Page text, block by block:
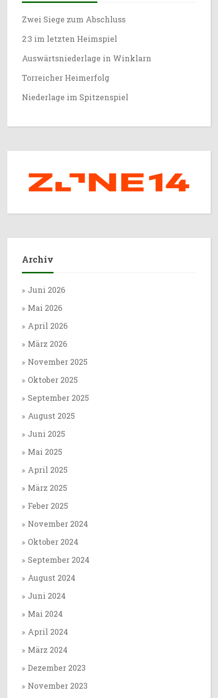
Zwei Siege zum Abschluss
2:3 im letzten Heimspiel
Auswärtsniederlage in Winklarn
Torreicher Heimerfolg
Niederlage im Spitzenspiel
Archiv
Juni 2026
Mai 2026
April 2026
März 2026
November 2025
Oktober 2025
September 2025
August 2025
Juni 2025
Mai 2025
April 2025
März 2025
Feber 2025
November 2024
Oktober 2024
September 2024
August 2024
Juni 2024
Mai 2024
April 2024
März 2024
Dezember 2023
November 2023